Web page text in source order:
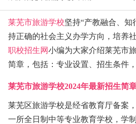
莱芜市旅游学校坚持“产教融合、知
持正确的社会主义办学方向，培养
职校招生网小编为大家介绍莱芜市
简章，包括：专业设置、招生条件
莱芜市旅游学校2024年最新招生简
莱芜区旅游学校是经省教育厅备案
一所全日制中等专业教育学校，学